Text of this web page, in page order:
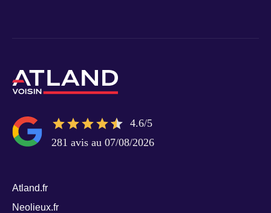
4.6/5
281 avis au 07/08/2026
Atland.fr
Neolieux.fr